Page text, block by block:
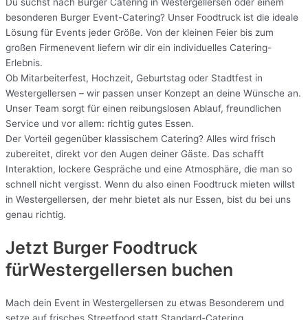
besonderen Burger Event-Catering? Unser Foodtruck ist die ideale
Lösung für Events jeder Größe. Von der kleinen Feier bis zum
großen Firmenevent liefern wir dir ein individuelles Catering-
Erlebnis.
Ob Mitarbeiterfest, Hochzeit, Geburtstag oder Stadtfest in
Westergellersen – wir passen unser Konzept an deine Wünsche an.
Unser Team sorgt für einen reibungslosen Ablauf, freundlichen
Service und vor allem: richtig gutes Essen.
Der Vorteil gegenüber klassischem Catering? Alles wird frisch
zubereitet, direkt vor den Augen deiner Gäste. Das schafft
Interaktion, lockere Gespräche und eine Atmosphäre, die man so
schnell nicht vergisst. Wenn du also einen Foodtruck mieten willst
in Westergellersen, der mehr bietet als nur Essen, bist du bei uns
genau richtig.
Jetzt Burger Foodtruck
fürWestergellersen buchen
Mach dein Event in Westergellersen zu etwas Besonderem und
setze auf frisches Streetfood statt Standard-Catering.